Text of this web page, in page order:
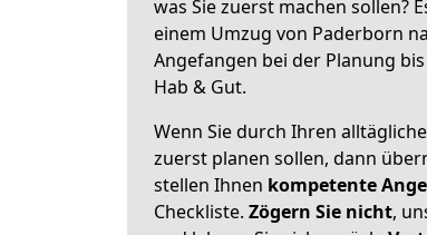
was Sie zuerst machen sollen?
einem Umzug von Paderborn
Angefangen bei der Planung
Hab & Gut.
Wenn Sie durch Ihren
zuerst planen sollen, dann
stellen Ihnen kompetente
Checkliste. Zögern Sie nicht,